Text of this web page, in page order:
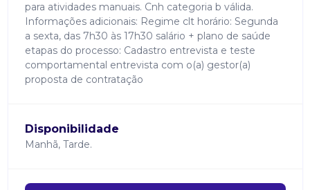
para atividades manuais. Cnh categoria b válida.
Informações adicionais: Regime clt horário: Segunda
a sexta, das 7h30 às 17h30 salário + plano de saúde
etapas do processo: Cadastro entrevista e teste
comportamental entrevista com o(a) gestor(a)
proposta de contratação
Disponibilidade
Manhã, Tarde.